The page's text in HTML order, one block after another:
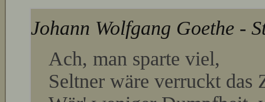
Johann Wolfgang Goethe -
Ach, man sparte viel,
Seltner wäre verruckt das